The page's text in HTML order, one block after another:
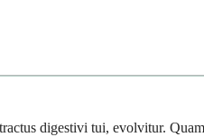
digestivi tui, evolvitur.